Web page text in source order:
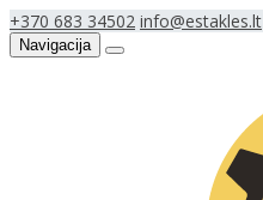
+370 683 34502 info@estakles.lt
Navigacija